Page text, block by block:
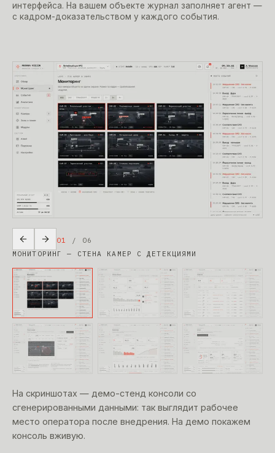
интерфейса. На вашем объекте журнал заполняет агент —
с кадром-доказательством у каждого события.
01 / 06
МОНИТОРИНГ — СТЕНА КАМЕР С ДЕТЕКЦИЯМИ
На скриншотах — демо-стенд консоли со
сгенерированными данными: так выглядит рабочее
место оператора после внедрения. На демо покажем
консоль вживую.